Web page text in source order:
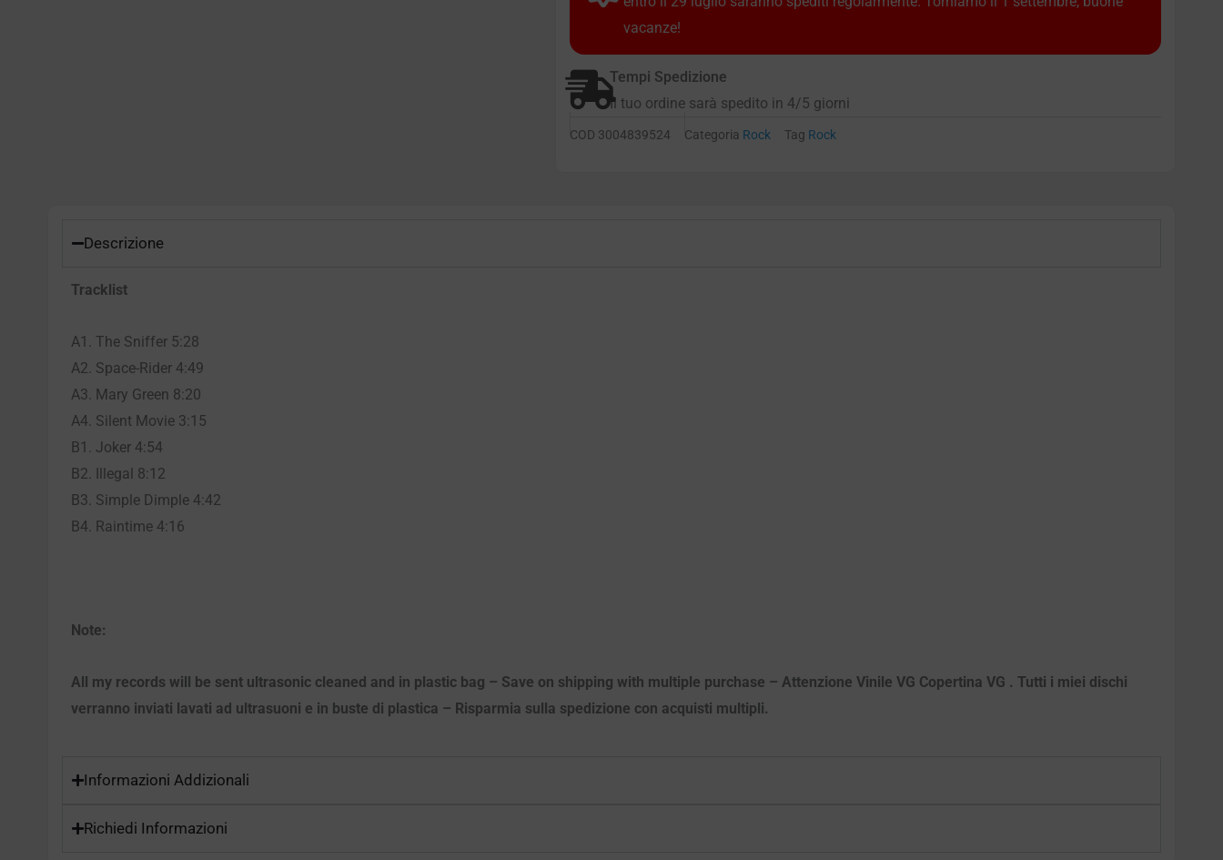
vacanze!
Tempi Spedizione
Il tuo ordine sarà spedito in 4/5 giorni
COD 3004839524 Categoria Rock Tag Rock
Descrizione
Tracklist
A1. The Sniffer 5:28
A2. Space-Rider 4:49
A3. Mary Green 8:20
A4. Silent Movie 3:15
B1. Joker 4:54
B2. Illegal 8:12
B3. Simple Dimple 4:42
B4. Raintime 4:16
Note:
All my records will be sent ultrasonic cleaned and in plastic bag – Save on shipping with multiple purchase – Attenzione Vinile VG Copertina VG . Tutti i miei dischi
verranno inviati lavati ad ultrasuoni e in buste di plastica – Risparmia sulla spedizione con acquisti multipli.
Informazioni Addizionali
Richiedi Informazioni